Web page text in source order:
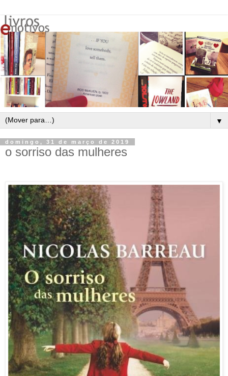
▼
domingo, 31 de março de 2019
o sorriso das mulheres